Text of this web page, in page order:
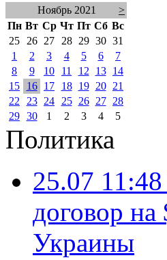
Ноябрь 2021
>
Пн Вт Ср Чт Пт Сб Вс
25
26 27 28 29 30 31
1
2 3 4 5 6
7
8
9 10 11 12 13
14
15
16 17 18 19 20
21
22
23 24 25 26 27
28
29 30 1 2 3 4 5
Политика
25.07 11:48
договор
Украины